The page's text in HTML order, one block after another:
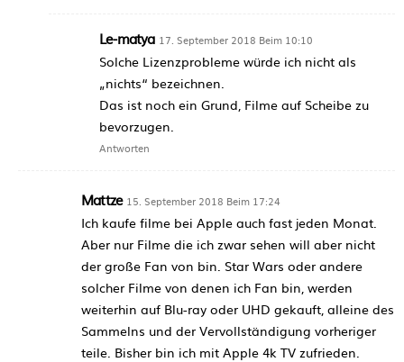
Le-matya 17. September 2018 Beim 10:10
Solche Lizenzprobleme würde ich nicht als
„nichts“ bezeichnen.
Das ist noch ein Grund, Filme auf Scheibe zu
bevorzugen.
Antworten
Mattze 15. September 2018 Beim 17:24
Ich kaufe filme bei Apple auch fast jeden Monat.
Aber nur Filme die ich zwar sehen will aber nicht
der große Fan von bin. Star Wars oder andere
solcher Filme von denen ich Fan bin, werden
weiterhin auf Blu-ray oder UHD gekauft, alleine des
Sammelns und der Vervollständigung vorheriger
teile. Bisher bin ich mit Apple 4k TV zufrieden.